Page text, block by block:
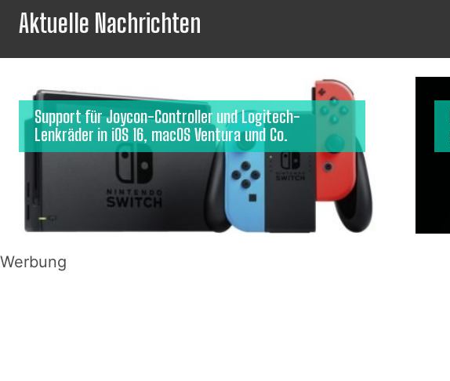
Aktuelle Nachrichten
Support für Joycon-Controller und Logitech-
Lenkräder in iOS 16, macOS Ventura und Co.
Werbung